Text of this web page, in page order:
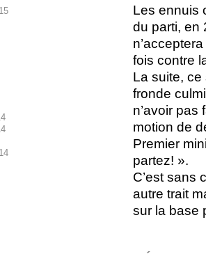
Les ennuis
du parti, en
fois contre
La suite,
fronde
n’avoir
motion de
Premier
partez! ».
C’est sans
autre trait
sur la base